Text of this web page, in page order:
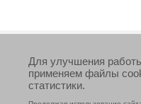
Copyright © 2006-
www.safe77.ru
Данный интернет-сайт носит
Для улучшения
применяем файлы
статистики.